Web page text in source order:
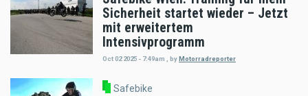
Sicherheit startet wieder – Jetzt
mit erweitertem
Intensivprogramm
Oct 02 2025 - 7:49am byMotorradreporter
Safebike